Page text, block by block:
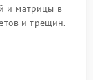
и матрицы в
и трещин.
корпуса.
обеспечения.